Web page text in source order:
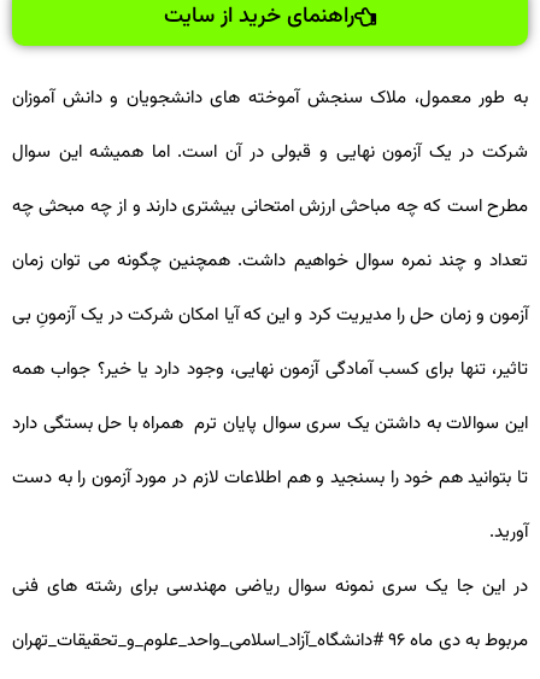
راهنمای خرید از سایت
به طور معمول، ملاک سنجش آموخته های دانشجویان و دانش آموزان
شرکت در یک آزمون نهایی و قبولی در آن است. اما همیشه این سوال
مطرح است که چه مباحثی ارزش امتحانی بیشتری دارند و از چه مبحثی چه
تعداد و چند نمره سوال خواهیم داشت. همچنین چگونه می توان زمان
آزمون و زمان حل را مدیریت کرد و این که آیا امکان شرکت در یک آزمونِ بی
تاثیر، تنها برای کسب آمادگی آزمون نهایی، وجود دارد یا خیر؟ جواب همه
این سوالات به داشتن یک سری سوال پایان ترم همراه با حل بستگی دارد
تا بتوانید هم خود را بسنجید و هم اطلاعات لازم در مورد آزمون را به دست
آورید.
در این جا یک سری نمونه سوال ریاضی مهندسی برای رشته های فنی
مربوط به دی ماه ۹۶ #دانشگاه_آزاد_اسلامی_واحد_علوم_و_تحقیقات_تهران